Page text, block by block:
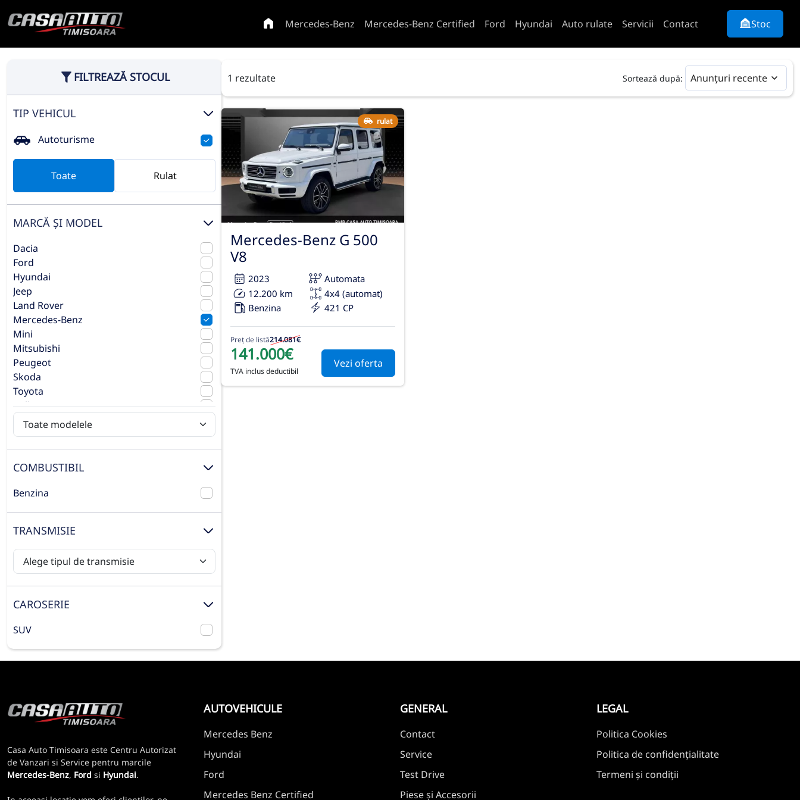
Mercedes-Benz Mercedes-Benz Certified Ford Hyundai Auto rulate Servicii Contact Stoc
FILTREAZĂ STOCUL
TIP VEHICUL
Autoturisme
Toate Rulat
MARCĂ ȘI MODEL
Dacia
Ford
Hyundai
Jeep
Land Rover
Mercedes-Benz
Mini
Mitsubishi
Peugeot
Skoda
Toyota
Volkswagen
Volvo
COMBUSTIBIL
Benzina
TRANSMISIE
CAROSERIE
SUV
1 rezultate Sortează după: Anunțuri recente
rulat
Mercedes-Benz G 500
V8
2023
Automata
12.200 km
4x4 (automat)
Benzina
421 CP
Preț de listă214.081€
141.000€
TVA inclus deductibil
Vezi oferta
Casa Auto Timisoara este Centru Autorizat
de Vanzari si Service pentru marcile
Mercedes-Benz, Ford si Hyundai.
AUTOVEHICULE
Mercedes Benz
Hyundai
Ford
Mercedes Benz Certified
GENERAL
Contact
Service
Test Drive
Piese și Accesorii
LEGAL
Politica Cookies
Politica de confidențialitate
Termeni și condiții